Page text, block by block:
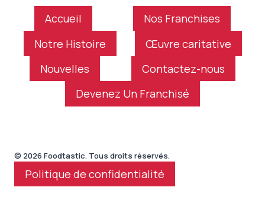
Accueil
Nos Franchises
Notre Histoire
Œuvre caritative
Nouvelles
Contactez-nous
Devenez Un Franchisé
© 2026 Foodtastic. Tous droits réservés.
Politique de confidentialité